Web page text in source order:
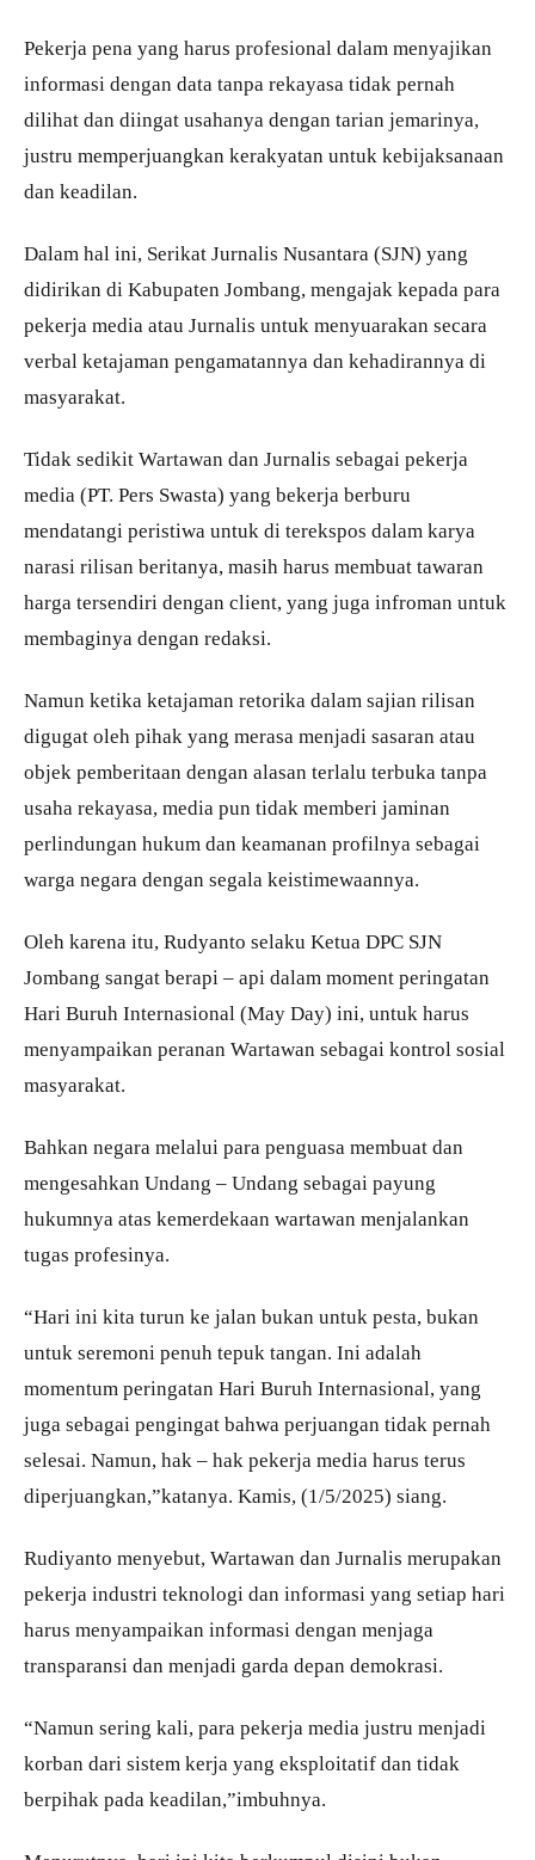
Pekerja pena yang harus profesional dalam menyajikan
informasi dengan data tanpa rekayasa tidak pernah
dilihat dan diingat usahanya dengan tarian jemarinya,
justru memperjuangkan kerakyatan untuk kebijaksanaan
dan keadilan.
Dalam hal ini, Serikat Jurnalis Nusantara (SJN) yang
didirikan di Kabupaten Jombang, mengajak kepada para
pekerja media atau Jurnalis untuk menyuarakan secara
verbal ketajaman pengamatannya dan kehadirannya di
masyarakat.
Tidak sedikit Wartawan dan Jurnalis sebagai pekerja
media (PT. Pers Swasta) yang bekerja berburu
mendatangi peristiwa untuk di terekspos dalam karya
narasi rilisan beritanya, masih harus membuat tawaran
harga tersendiri dengan client, yang juga infroman untuk
membaginya dengan redaksi.
Namun ketika ketajaman retorika dalam sajian rilisan
digugat oleh pihak yang merasa menjadi sasaran atau
objek pemberitaan dengan alasan terlalu terbuka tanpa
usaha rekayasa, media pun tidak memberi jaminan
perlindungan hukum dan keamanan profilnya sebagai
warga negara dengan segala keistimewaannya.
Oleh karena itu, Rudyanto selaku Ketua DPC SJN
Jombang sangat berapi – api dalam moment peringatan
Hari Buruh Internasional (May Day) ini, untuk harus
menyampaikan peranan Wartawan sebagai kontrol sosial
masyarakat.
Bahkan negara melalui para penguasa membuat dan
mengesahkan Undang – Undang sebagai payung
hukumnya atas kemerdekaan wartawan menjalankan
tugas profesinya.
“Hari ini kita turun ke jalan bukan untuk pesta, bukan
untuk seremoni penuh tepuk tangan. Ini adalah
momentum peringatan Hari Buruh Internasional, yang
juga sebagai pengingat bahwa perjuangan tidak pernah
selesai. Namun, hak – hak pekerja media harus terus
diperjuangkan,”katanya. Kamis, (1/5/2025) siang.
Rudiyanto menyebut, Wartawan dan Jurnalis merupakan
pekerja industri teknologi dan informasi yang setiap hari
harus menyampaikan informasi dengan menjaga
transparansi dan menjadi garda depan demokrasi.
“Namun sering kali, para pekerja media justru menjadi
korban dari sistem kerja yang eksploitatif dan tidak
berpihak pada keadilan,”imbuhnya.